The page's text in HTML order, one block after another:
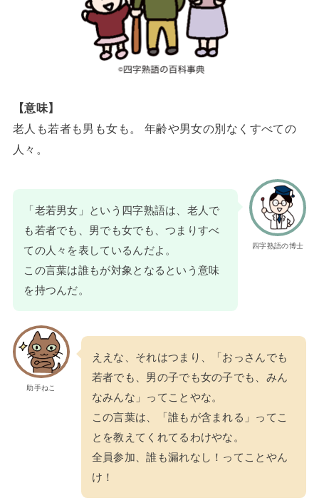
【意味】
老人も若者も男も女も。 年齢や男女の別なくすべての
人々。
四字熟語の博士
「老若男女」という四字熟語は、老人で
も若者でも、男でも女でも、つまりすべ
ての人々を表しているんだよ。
この言葉は誰もが対象となるという意味
を持つんだ。
助手ねこ
ええな、それはつまり、「おっさんでも
若者でも、男の子でも女の子でも、みん
なみんな」ってことやな。
この言葉は、「誰もが含まれる」ってこ
とを教えてくれてるわけやな。
全員参加、誰も漏れなし！ってことやん
け！